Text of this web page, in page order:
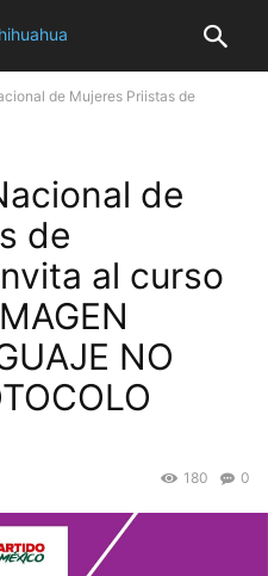
de Mujeres Priistas de
de
de
al curso
NO
0
180